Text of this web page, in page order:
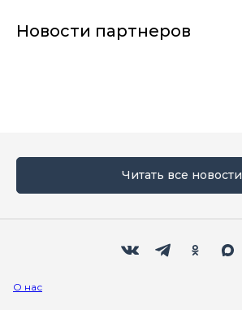
Новости партнеров
Читать все новости
О нас